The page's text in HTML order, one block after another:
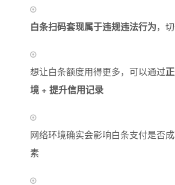
白条扫码套现属于违规违法行为，
想让白条额度用得更多，可以通过
境 + 提升信用记录
网络环境确实会影响白条支付是否
素